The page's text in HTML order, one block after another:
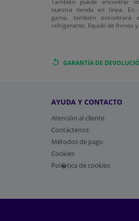
nuestra tienda en línea. En
gama, también encontrará
refrigerante, líquido de frenos y
GARANTÍA DE
AYUDA Y CONTACTO
Atención al cliente
Contáctenos
Métodos de pago
​Cookies
Pol�tica de cookies